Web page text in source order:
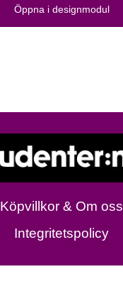
Öppna i designmodul
Köpvillkor & Om oss
Integritetspolicy